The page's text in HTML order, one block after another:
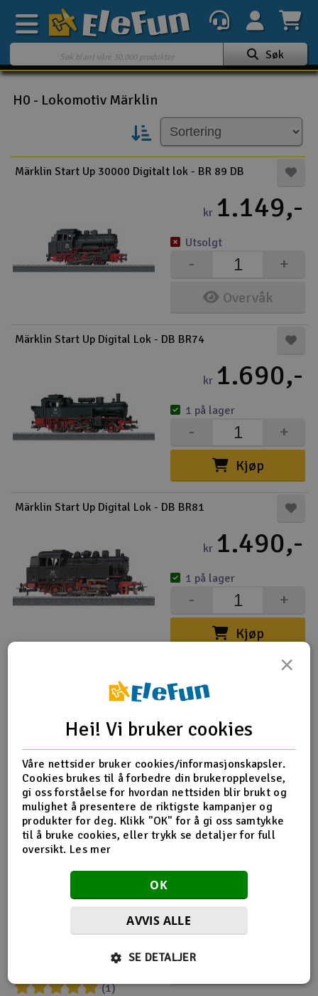
Gavekort
Batteri & ladere
Bilbane
Båter
Droner for FPV
Modellbygging, LEGO & byggesett
Modelljernbane
Radioutstyr
Raketter
Smarthjem, lek & hobby
Solenergi
Sparkesykler & elkjøretøy
Verktøy, utstyr & tilbehør
Søk
H0 - Lokomotiv Märklin
Märklin Start Up 30000 Digitalt lok - BR 89 DB
kr 1.149,-
Overvåk
+
-
Utsolgt
Märklin Start Up Digital Lok - DB BR74
kr 1.690,-
Kjøp
+
-
1 på lager
Märklin Start Up Digital Lok - DB BR81
kr 1.490,-
Kjøp
+
-
1 på lager
Overvåk
+
-
Utsolgt
Märklin Togsett - ICE 2 Passasjertog
(1)
2.975,-
-
Utsolgt
×
Hei! Vi bruker cookies
Våre nettsider bruker cookies/informasjonskapsler.
Cookies brukes til å forbedre din brukeropplevelse,
gi oss forståelse for hvordan nettsiden blir brukt og
mulighet å presentere de riktigste kampanjer og
produkter for deg. Klikk "OK" for å gi oss samtykke
til å bruke cookies, eller trykk se detaljer for full
oversikt. Les mer
OK
AVVIS ALLE
SE DETALJER